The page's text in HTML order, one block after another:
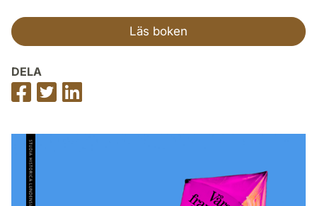
Läs boken
DELA
Dela
på
Dela
på
på